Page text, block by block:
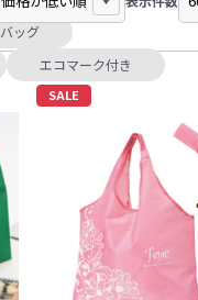
バッグ
エコマーク付き
SALE